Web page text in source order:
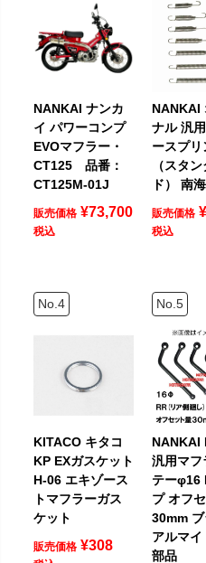
NANKAI ナンカ
イ パワーコンプ
EVOマフラー・
CT125 品番：
CT125M-01J
販売価格 ¥73,700
税込
NANKAI
ナル 汎
ースプリ
（スタ
ド） 南
販売価格
税込
KITACO キタコ
KP EXガスケット
H-06 エキゾース
トマフラーガス
ケット
販売価格 ¥308
NANKAI
汎用マフ
テーφ16
プ オフ
30mm ブ
アルマイ
部品